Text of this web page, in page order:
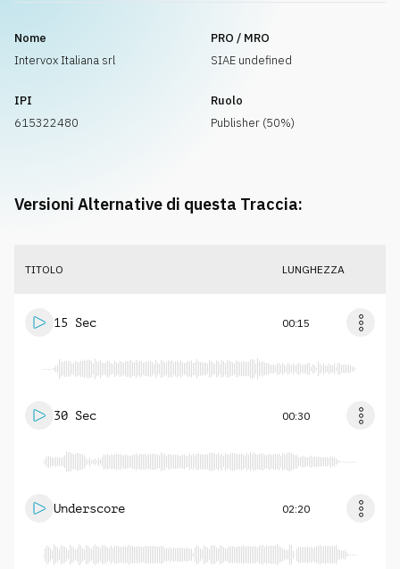
Nome
Intervox Italiana srl
PRO / MRO
SIAE undefined
IPI
615322480
Ruolo
Publisher (50%)
Versioni Alternative di questa Traccia:
TITOLO LUNGHEZZA
15 Sec 00:15
30 Sec 00:30
Underscore 02:20